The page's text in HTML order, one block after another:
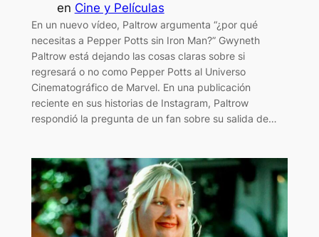
en Cine y Películas
En un nuevo vídeo, Paltrow argumenta “¿por qué
necesitas a Pepper Potts sin Iron Man?” Gwyneth
Paltrow está dejando las cosas claras sobre si
regresará o no como Pepper Potts al Universo
Cinematográfico de Marvel. En una publicación
reciente en sus historias de Instagram, Paltrow
respondió la pregunta de un fan sobre su salida de…